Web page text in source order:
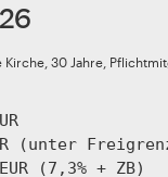
30 Jahre,
(unter
(7,3% + ZB)